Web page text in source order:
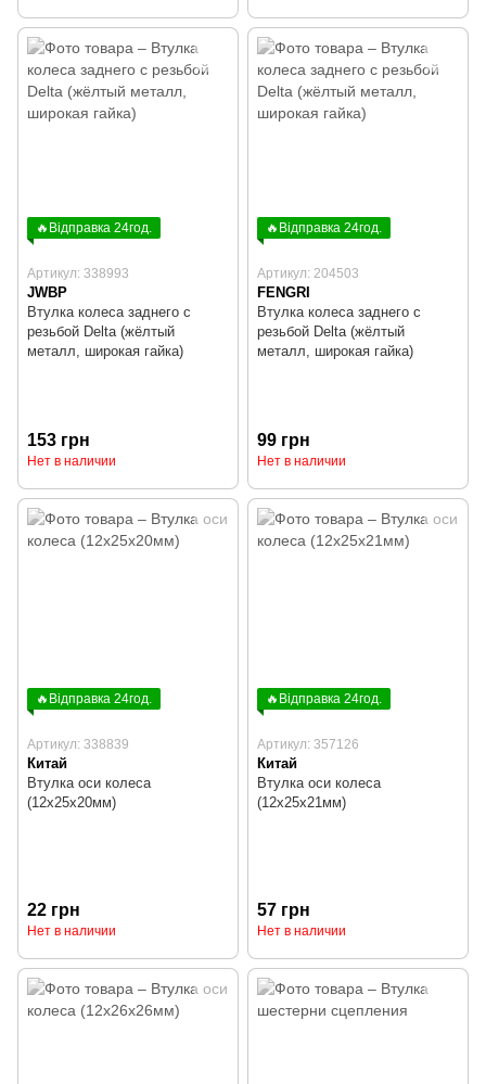
🔥Відправка 24год.
Артикул: 338993
JWBP
Втулка колеса заднего с
резьбой Delta (жёлтый
металл, широкая гайка)
153 грн
Нет в наличии
🔥Відправка 24год.
Артикул: 204503
FENGRI
Втулка колеса заднего с
резьбой Delta (жёлтый
металл, широкая гайка)
99 грн
Нет в наличии
🔥Відправка 24год.
Артикул: 338839
Китай
Втулка оси колеса
(12x25x20мм)
22 грн
Нет в наличии
🔥Відправка 24год.
Артикул: 357126
Китай
Втулка оси колеса
(12x25x21мм)
57 грн
Нет в наличии